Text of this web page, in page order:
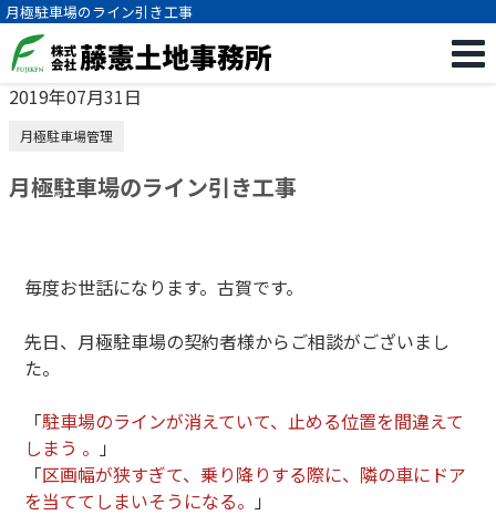
月極駐車場のライン引き工事
2019年07月31日
月極駐車場管理
月極駐車場のライン引き工事
毎度お世話になります。古賀です。
先日、月極駐車場の契約者様からご相談がございまし
た。
「駐車場のラインが消えていて、止める位置を間違えて
しまう 。 」
「区画幅が狭すぎて、乗り降りする際に、隣の車にドア
を当ててしまいそうになる。 」